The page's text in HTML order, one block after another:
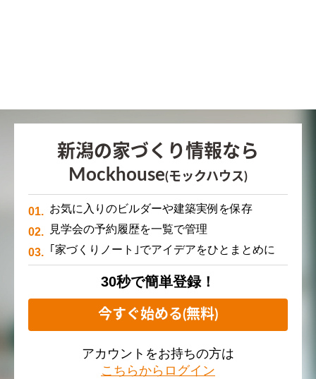
新潟の家づくり情報なら
Mockhouse(モックハウス)
お気に入りのビルダーや建築実例を保存
見学会の予約履歴を一覧で管理
｢家づくりノート｣でアイデアをひとまとめに
30秒で簡単登録！
今すぐ始める(無料)
アカウントをお持ちの方は
こちらからログイン